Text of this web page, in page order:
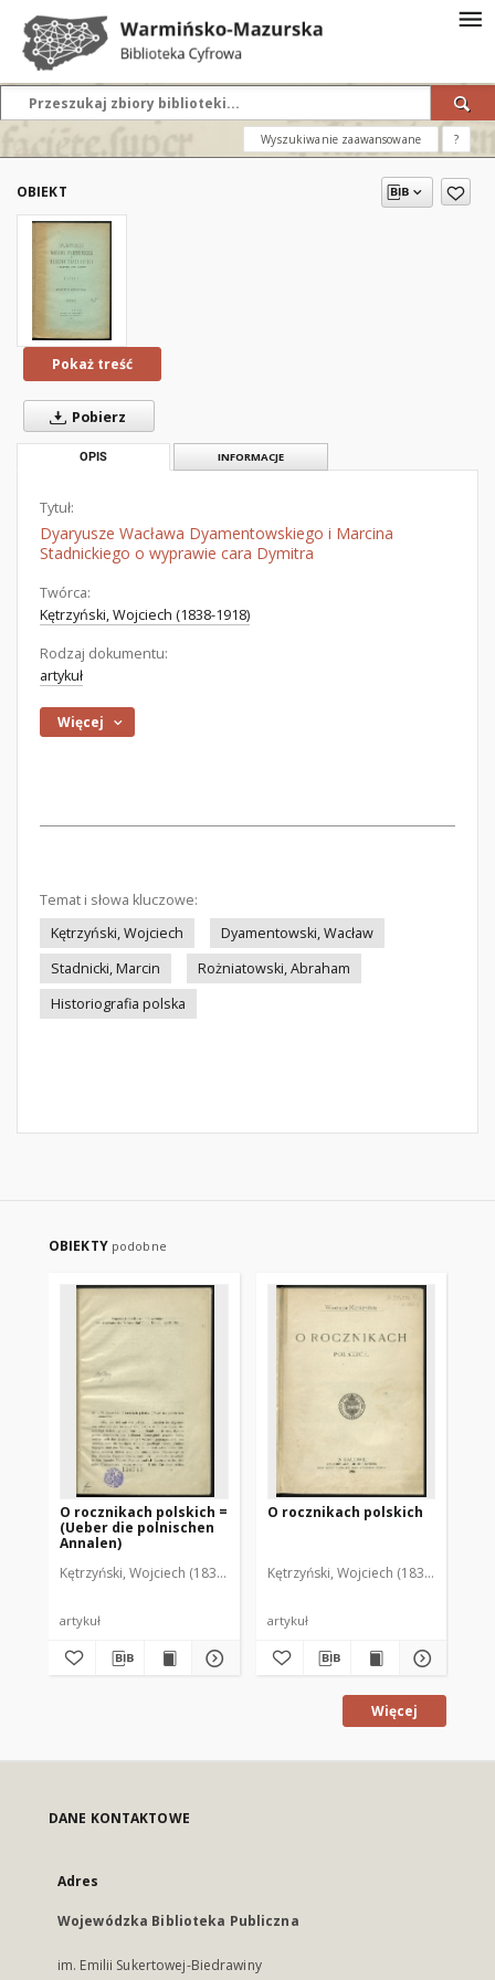
Wyszukiwanie zaawansowane ?
OBIEKT
Pokaż treść
Pobierz
OPIS INFORMACJE
Tytuł:
Dyaryusze Wacława Dyamentowskiego i Marcina
Stadnickiego o wyprawie cara Dymitra
Twórca:
Kętrzyński, Wojciech (1838-1918)
Rodzaj dokumentu:
artykuł
Więcej
Temat i słowa kluczowe:
Kętrzyński, Wojciech
Dyamentowski, Wacław
Stadnicki, Marcin
Rożniatowski, Abraham
Historiografia polska
OBIEKTY podobne
O rocznikach polskich =
(Ueber die polnischen
Annalen)
Kętrzyński, Wojciech (1838-1918)
artykuł
O rocznikach polskich
Kętrzyński, Wojciech (1838-1918)
artykuł
Więcej
DANE KONTAKTOWE
Adres
Wojewódzka Biblioteka Publiczna
im. Emilii Sukertowej-Biedrawiny